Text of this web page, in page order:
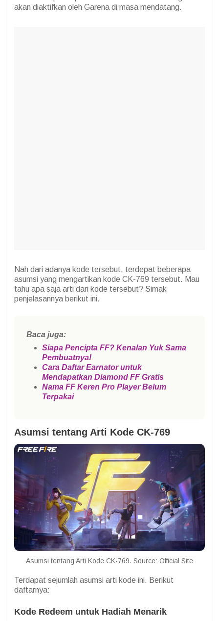
akan diaktifkan oleh Garena di masa mendatang.
Nah dari adanya kode tersebut, terdepat beberapa
asumsi yang mengartikan kode CK-769 tersebut. Mau
tahu apa saja arti dari kode tersebut? Simak
penjelasannya berikut ini.
Baca juga:
Siapa Pencipta FF? Kenalan Yuk Sama
Pembuatnya!
Cara Daftar Earnator untuk
Mendapatkan Diamond FF Gratis
Nama FF Keren Pro Player Belum
Terpakai
Asumsi tentang Arti Kode CK-769
Asumsi tentang Arti Kode CK-769. Source: Official Site
Terdapat sejumlah asumsi arti kode ini. Berikut
daftarnya:
Kode Redeem untuk Hadiah Menarik